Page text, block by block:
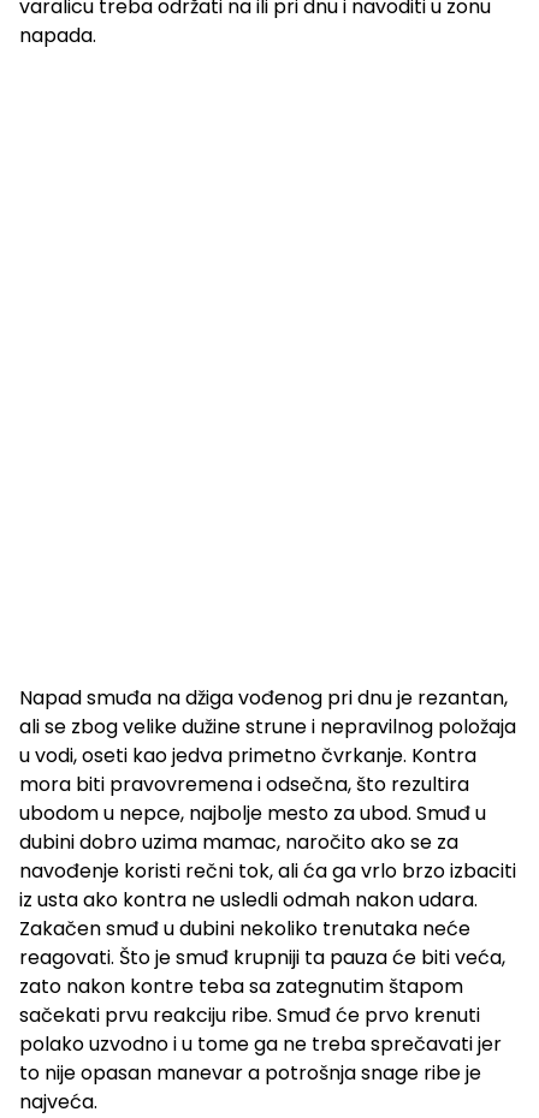
varalicu treba održati na ili pri dnu i navoditi u zonu
napada.
Napad smuđa na džiga vođenog pri dnu je rezantan,
ali se zbog velike dužine strune i nepravilnog položaja
u vodi, oseti kao jedva primetno čvrkanje. Kontra
mora biti pravovremena i odsečna, što rezultira
ubodom u nepce, najbolje mesto za ubod. Smuđ u
dubini dobro uzima mamac, naročito ako se za
navođenje koristi rečni tok, ali ća ga vrlo brzo izbaciti
iz usta ako kontra ne usledli odmah nakon udara.
Zakačen smuđ u dubini nekoliko trenutaka neće
reagovati. Što je smuđ krupniji ta pauza će biti veća,
zato nakon kontre teba sa zategnutim štapom
sačekati prvu reakciju ribe. Smuđ će prvo krenuti
polako uzvodno i u tome ga ne treba sprečavati jer
to nije opasan manevar a potrošnja snage ribe je
najveća.